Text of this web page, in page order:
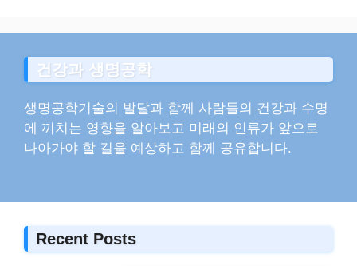
건강과 생명공학
생명공학기술의 발달과 함께 사람들의 건강과 수명
에 끼치는 영향을 알아보고 미래의 인류가 앞으로
나아가야 할 길을 예상하고 함께 공유합니다.
Recent Posts